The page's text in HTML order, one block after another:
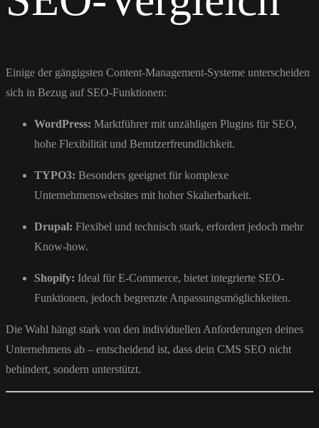
Einige der gängigsten Content-Management-Systeme unterscheiden
sich in Bezug auf SEO-Funktionen:
WordPress: Marktführer mit unzähligen Plugins für SEO,
hohe Flexibilität und Benutzerfreundlichkeit.
TYPO3: Besonders geeignet für komplexe
Unternehmenswebsites mit hoher Skalierbarkeit.
Drupal: Flexibel und technisch stark, erfordert jedoch mehr
Know-how.
Shopify: Ideal für E-Commerce, bietet integrierte SEO-
Funktionen, jedoch begrenzte Anpassungsmöglichkeiten.
Die Wahl hängt stark von den individuellen Anforderungen deines
Unternehmens ab – entscheidend ist, dass dein CMS SEO nicht
behindert, sondern unterstützt.